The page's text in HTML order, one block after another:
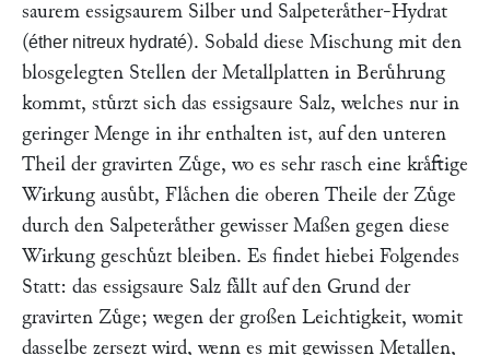
saurem essigsaurem Silber und Salpeteraͤther-Hydrat
(éther nitreux hydraté). Sobald diese Mischung mit den
blosgelegten Stellen der Metallplatten in Beruͤhrung
kommt, stuͤrzt sich das essigsaure Salz, welches nur in
geringer Menge in ihr enthalten ist, auf den unteren
Theil der gravirten Zuͤge, wo es sehr rasch eine kraͤftige
Wirkung ausuͤbt, Flaͤchen die oberen Theile der Zuͤge
durch den Salpeteraͤther gewisser Maßen gegen diese
Wirkung geschuͤzt bleiben. Es findet hiebei Folgendes
Statt: das essigsaure Salz faͤllt auf den Grund der
gravirten Zuͤge; wegen der großen Leichtigkeit, womit
dasselbe zersezt wird, wenn es mit gewissen Metallen,